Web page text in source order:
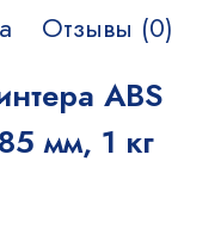
Отзывы (0)
ABS
мм, 1 кг